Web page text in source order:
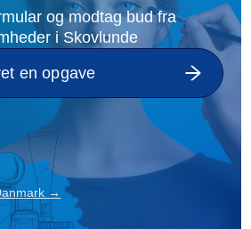
og modtag bud fra
i Skovlunde
en opgave
→